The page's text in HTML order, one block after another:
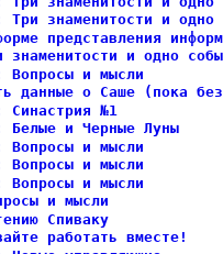
Три знаменитости и одно
представления
знаменитости и одно
Вопросы и
данные о Саше (пока
Белые и Черные
Вопросы и
Вопросы и
Вопросы и
и
работать